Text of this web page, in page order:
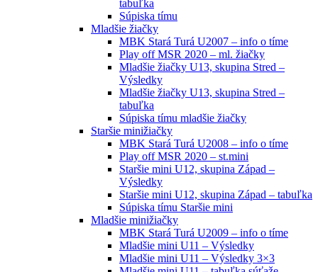
tabuľka
Súpiska tímu
Mladšie žiačky
MBK Stará Turá U2007 – info o tíme
Play off MSR 2020 – ml. žiačky
Mladšie žiačky U13, skupina Stred –
Výsledky
Mladšie žiačky U13, skupina Stred –
tabuľka
Súpiska tímu mladšie žiačky
Staršie minižiačky
MBK Stará Turá U2008 – info o tíme
Play off MSR 2020 – st.mini
Staršie mini U12, skupina Západ –
Výsledky
Staršie mini U12, skupina Západ – tabuľka
Súpiska tímu Staršie mini
Mladšie minižiačky
MBK Stará Turá U2009 – info o tíme
Mladšie mini U11 – Výsledky
Mladšie mini U11 – Výsledky 3×3